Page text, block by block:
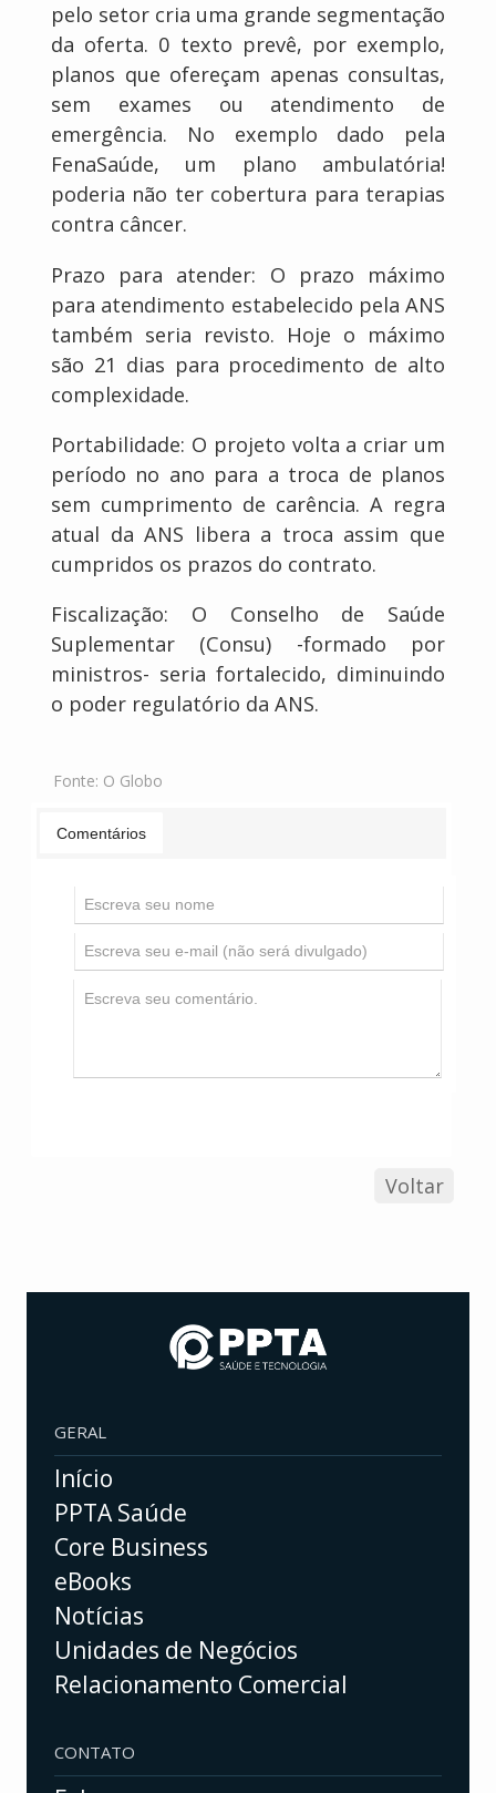
pelo setor cria uma grande segmentação
da oferta. 0 texto prevê, por exemplo,
planos que ofereçam apenas consultas,
sem exames ou atendimento de
emergência. No exemplo dado pela
FenaSaúde, um plano ambulatória!
poderia não ter cobertura para terapias
contra câncer.
Prazo para atender: O prazo máximo
para atendimento estabelecido pela ANS
também seria revisto. Hoje o máximo
são 21 dias para procedimento de alto
complexidade.
Portabilidade: O projeto volta a criar um
período no ano para a troca de planos
sem cumprimento de carência. A regra
atual da ANS libera a troca assim que
cumpridos os prazos do contrato.
Fiscalização: O Conselho de Saúde
Suplementar (Consu) -formado por
ministros- seria fortalecido, diminuindo
o poder regulatório da ANS.
Fonte: O Globo
Comentários
Voltar
GERAL
Início
PPTA Saúde
Core Business
eBooks
Notícias
Unidades de Negócios
Relacionamento Comercial
CONTATO